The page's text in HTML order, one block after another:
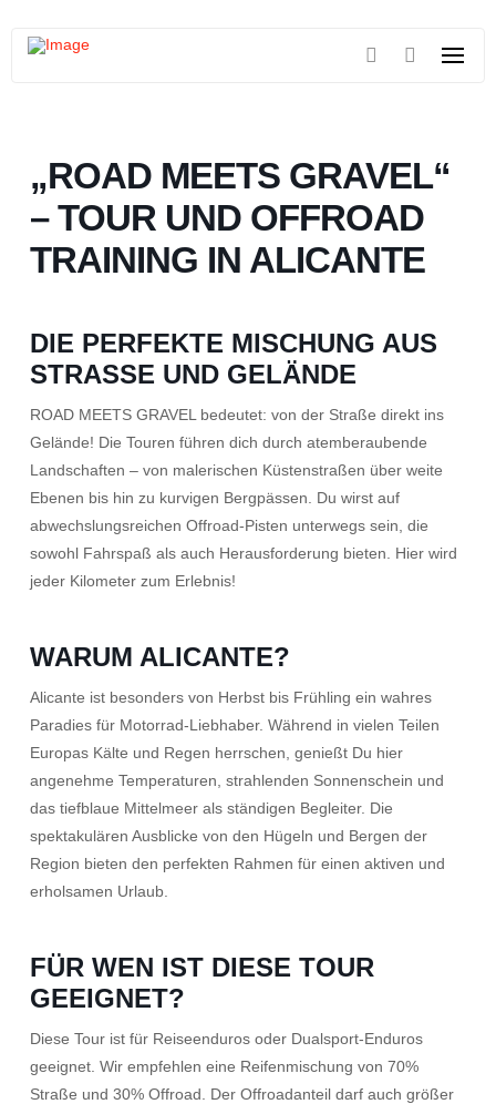
„ROAD MEETS GRAVEL“
– TOUR UND OFFROAD
TRAINING IN ALICANTE
DIE PERFEKTE MISCHUNG AUS
STRASSE UND GELÄNDE
ROAD MEETS GRAVEL bedeutet: von der Straße direkt ins
Gelände! Die Touren führen dich durch atemberaubende
Landschaften – von malerischen Küstenstraßen über weite
Ebenen bis hin zu kurvigen Bergpässen. Du wirst auf
abwechslungsreichen Offroad-Pisten unterwegs sein, die
sowohl Fahrspaß als auch Herausforderung bieten. Hier wird
jeder Kilometer zum Erlebnis!
WARUM ALICANTE?
Alicante ist besonders von Herbst bis Frühling ein wahres
Paradies für Motorrad-Liebhaber. Während in vielen Teilen
Europas Kälte und Regen herrschen, genießt Du hier
angenehme Temperaturen, strahlenden Sonnenschein und
das tiefblaue Mittelmeer als ständigen Begleiter. Die
spektakulären Ausblicke von den Hügeln und Bergen der
Region bieten den perfekten Rahmen für einen aktiven und
erholsamen Urlaub.
FÜR WEN IST DIESE TOUR
GEEIGNET?
Diese Tour ist für Reiseenduros oder Dualsport-Enduros
geeignet. Wir empfehlen eine Reifenmischung von 70%
Straße und 30% Offroad. Der Offroadanteil darf auch größer